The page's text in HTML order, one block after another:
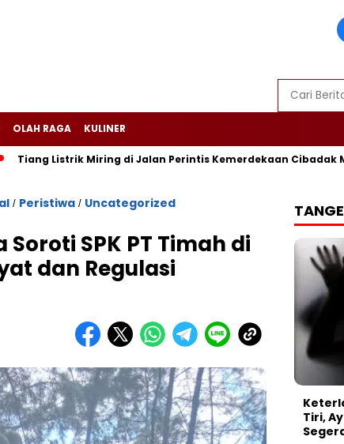
OLAH RAGA KULINER
Miring di Jalan Perintis Kemerdekaan Cibadak
/ Peristiwa / Uncategorized
SPK PT Timah di
dan Regulasi
Tiri,